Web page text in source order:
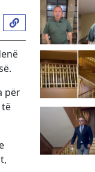
për
të